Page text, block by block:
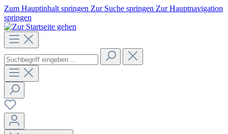
Zum Hauptinhalt springen Zur Suche springen Zur Hauptnavigation
springen